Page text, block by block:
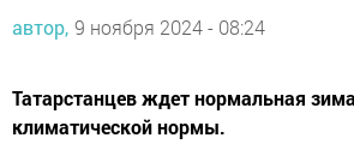
автор, 9 ноября 2024 - 08:24
Татарстанцев ждет нормальная
климатической нормы.